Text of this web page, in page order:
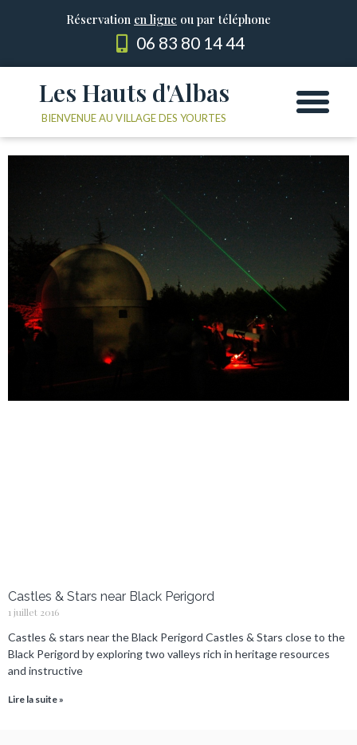
Réservation en ligne ou par téléphone
06 83 80 14 44
Les Hauts d'Albas
BIENVENUE AU VILLAGE DES YOURTES
Castles & Stars near Black Perigord
1 juillet 2016
Castles & stars near the Black Perigord Castles & Stars close to the
Black Perigord by exploring two valleys rich in heritage resources
and instructive
Lire la suite »